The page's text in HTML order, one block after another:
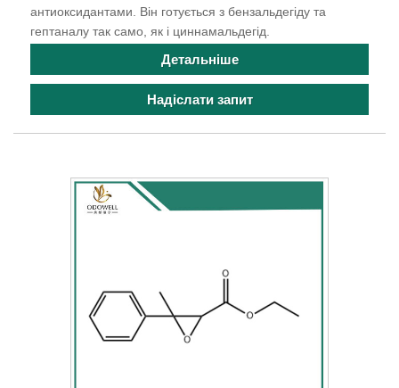
антиоксидантами. Він готується з бензальдегіду та
гептаналу так само, як і циннамальдегід.
Детальніше
Надіслати запит